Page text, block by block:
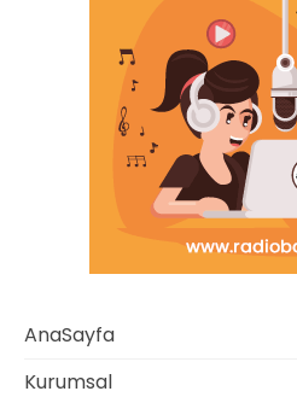
AnaSayfa
Kurumsal